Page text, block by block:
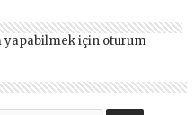
yapabilmek için oturum